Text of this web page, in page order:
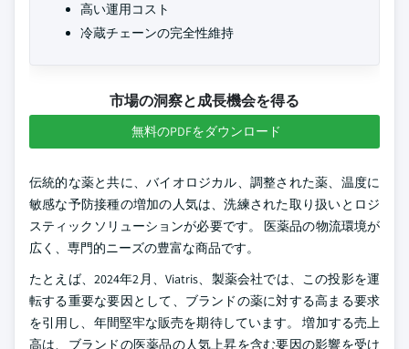
高い運用コスト
冷蔵チェーンの完全性維持
市場の洞察と成長機会を得る
無料のPDFをダウンロード
伝統的な薬と共に、バイオロジカル、調整された薬、温度に
敏感な予防接種の増加の人気は、洗練された取り扱いとロジ
スティックソリューションが必要です。 医薬品の物流環境が
広く、専門的ニーズの豊富な商品です。
たとえば、2024年2月、Viatris、製薬会社では、この投影を運
転する重要な要因として、ブランドの薬に対する高まる要求
を引用し、年間堅牢な販売を期待しています。 増加する売上
高は、ブランドの医薬品の人気上昇を含む要因の影響を受け